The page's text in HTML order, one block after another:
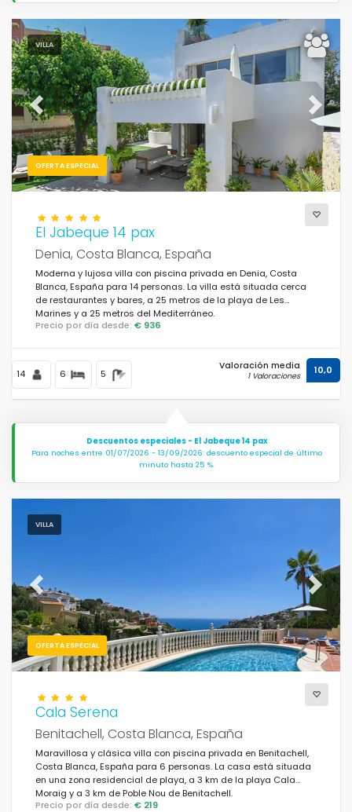
VILLA
OFERTA ESPECIAL
Previous Next
El Jabeque 14 pax
Denia, Costa Blanca, España
Moderna y lujosa villa con piscina privada en Denia, Costa
Blanca, España para 14 personas. La villa está situada cerca
de restaurantes y bares, a 25 metros de la playa de Les
Marines y a 25 metros del Mediterráneo.
Precio por día desde: € 936
14 6 5
Valoración media
1 Valoraciones 10,0
Descuentos especiales - El Jabeque 14 pax
Para noches entre 01/07/2026 - 13/09/2026: descuento especial de último
minuto hasta 25 %.
VILLA
OFERTA ESPECIAL
Previous Next
Cala Serena
Benitachell, Costa Blanca, España
Maravillosa y clásica villa con piscina privada en Benitachell,
Costa Blanca, España para 6 personas. La casa está situada
en una zona residencial de playa, a 3 km de la playa Cala
Moraig y a 3 km de Poble Nou de Benitachell.
Precio por día desde: € 219